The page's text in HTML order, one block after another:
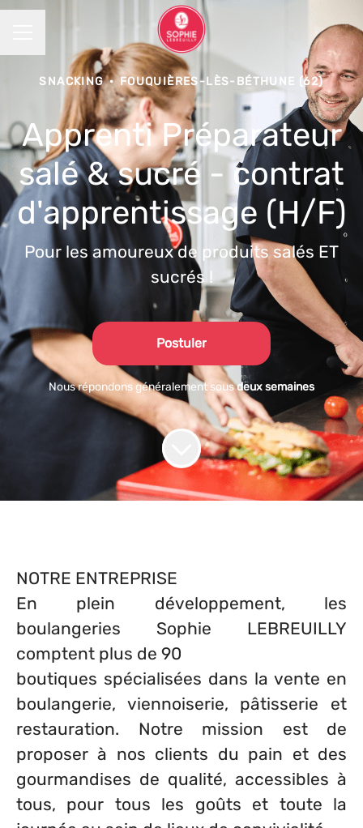
SNACKING · FOUQUIÈRES-LÈS-BÉTHUNE (62)
Apprenti Préparateur
salé & sucré - contrat
d'apprentissage (H/F)
Pour les amoureux de produits salés ET
sucrés !
Postuler
Nous répondons généralement sousdeux semaines
NOTRE ENTREPRISE
En plein développement, les
boulangeries Sophie LEBREUILLY
comptent plus de 90
boutiques spécialisées dans la vente en
boulangerie, viennoiserie, pâtisserie et
restauration. Notre mission est de
proposer à nos clients du pain et des
gourmandises de qualité, accessibles à
tous, pour tous les goûts et toute la